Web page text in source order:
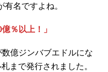
有名ですよね。
億％以上！」
億ジンバブエドルにな
まで発行されました。